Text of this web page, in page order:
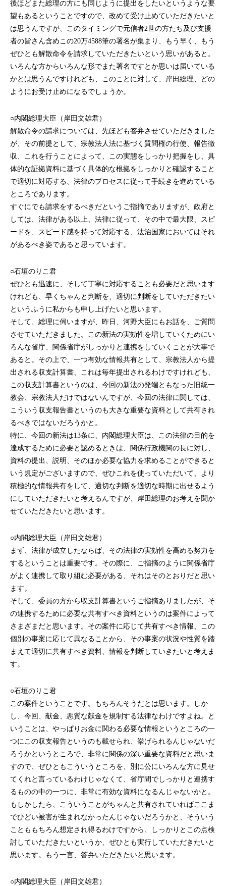
後ほどまた総理の方にも同じように提出をしたいというような要
望もあるということですので、改めて受け止めていただきたいと
は思うんですが、このタイミングで元信者2世の方たち及び支援
者の皆さん含めこの20万4588筆の署名が集まり、もう早く、もう
ぜひとも解散命令を請求していただきたいという思いがあると。
いろんな方からいろんな形でまた署名ですとか思いは届いている
かとは思うんですけれども、このことに対して、岸田総理、どの
ようにお受け止めになるでしょうか。
○内閣総理大臣（岸田文雄君）
解散命令の請求については、先ほども答弁させていただきました
が、その前提として、宗教法人法に基づく質問権の行使、報告徴
収、これを行うことによって、この実態をしっかり把握をし、具
体的な証拠資料に基づく具体的な根拠をしっかりと確認すること
で適切に対応する、法律のプロセスに従って手続きを進めている
ところであります。
すぐにでも請求をするべきだというご指摘でありますが、政府と
しては、法律がある以上、法律に従って、その中で最大限、スピ
ードを、スピード感を持って対応する、法治国家においてはそれ
があるべき姿であると思っています。
○石垣のりこ君
ぜひとも迅速に、そして丁寧に対応することも必要だと思います
けれども、早くちゃんと判断を、適切に判断をしていただきたい
というふうに私からも申し上げたいと思います。
そして、総理に伺いますが、昨日、河野大臣にもお話を、ご質問
させていただきました。この新法の実効性を増していくためにい
ろんな省庁、関係省庁がしっかりと連携をしていくことが大事で
あると。その上で、一つ有効な情報共有として、宗教法人から提
出される収支計算書、これは毎年提出されるわけですけれども、
この収支計算書というのは、今回の新法の発端ともなった旧統一
教会、宗教法人だけではないんですが、今回の法律に関しては、
こういう収支報告書というのも大きな重要な資料として共有され
るべきではないだろうかと。
特に、今回の新法は13条に、内閣総理大臣は、この法律の目的を
達成するために必要と認めるときは、関係行政機関の長に対し、
資料の提出、説明、そのほか必要な協力を求めることができると
いう規定がございますので、ぜひこれを使っていただいて、より
積極的な情報共有をして、適切な判断を適切な時期に出せるよう
にしていただきたいと考えるんですが、岸田総理のお考えを聞か
せていただきたいと思います。
○内閣総理大臣（岸田文雄君）
まず、法律が成立したならば、その法律の実効性を高める努力を
するということは重要です。その際に、ご指摘のように関係省庁
がよく連携して取り組む必要がある、それはそのとおりだと思い
ます。
そして、委員の方から収支計算書というご指摘ありましたが、そ
の連携するために必要な共有すべき資料というのは案件によって
さまざまだと思います。その案件に応じて共有すべき情報、この
個別の事案に応じて異なることから、その事案の状況や性質を踏
まえて適切に共有すべき資料、情報を判断していきたいと考えま
す。
○石垣のりこ君
この案件ということです。もちろんそうだとは思います。しか
し、今回、献金、悪質な献金を規制する法律なわけですよね。と
いうことは、やっぱりお金に関わる必要な情報というところの一
つにこの収支報告というのも載せられ、挙げられるんじゃないだ
ろうかというところで、非常に関係の深い重要な資料だと思いま
すので、ぜひともこういうところを、別に公にいろんな方に見せ
てくれと言っているわけじゃなくて、省庁間でしっかりと連携す
るものの中の一つに、非常に有効な資料になるんじゃないかと。
もしかしたら、こういうことがちゃんと共有されていればここま
でひどい被害が生まれなかったんじゃないだろうかと、そういう
ことももちろん想定され得るわけですから、しっかりとこの点検
討していただきたいというか、ぜひとも実行していただきたいと
思います。もう一言、答弁いただきたいと思います。
○内閣総理大臣（岸田文雄君）